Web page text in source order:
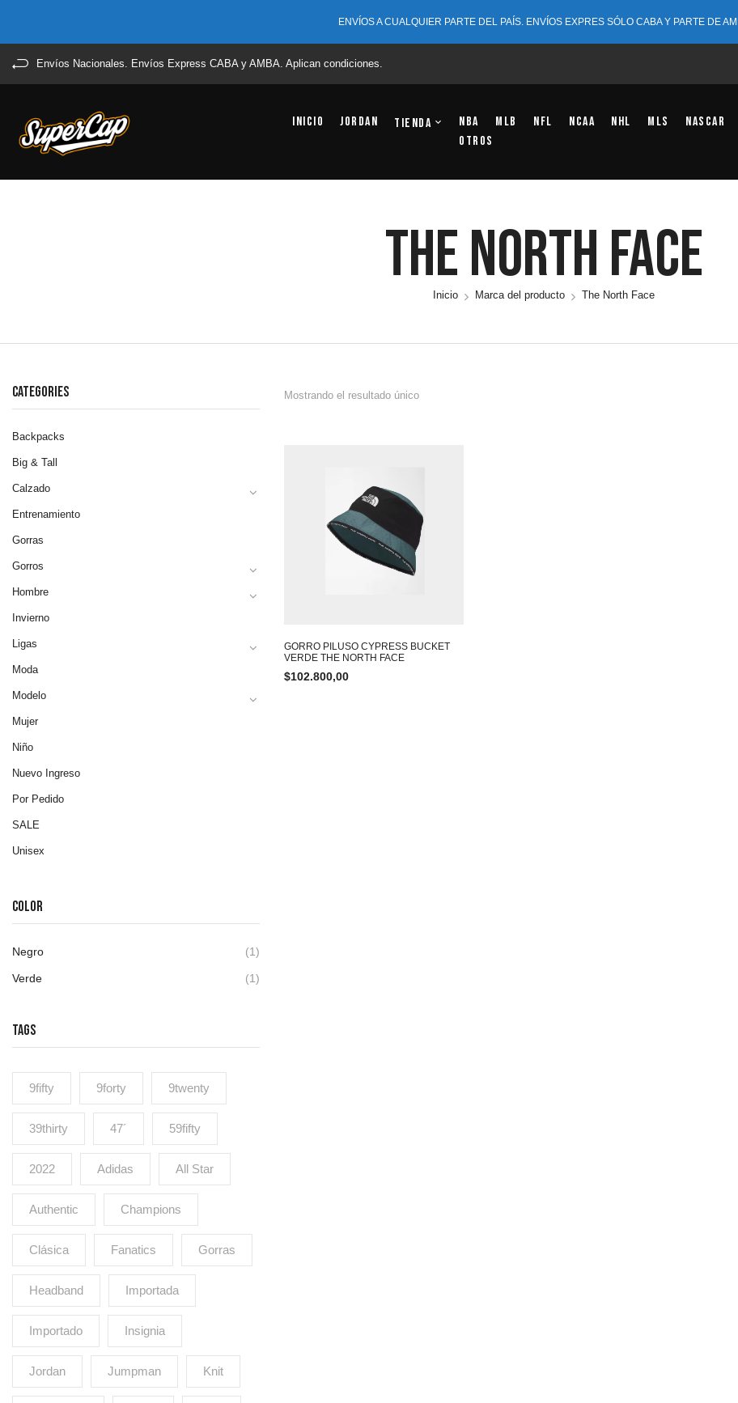
ENVÍOS A CUALQUIER PARTE DEL PAÍS. ENVÍOS EXPRES SÓLO CABA Y PARTE DE
Envíos Nacionales. Envíos Express CABA y AMBA. Aplican condiciones.
Inicio Jordan Tienda NBA MLB NFL NCAA NHL MLS NASCAR
OTROS
The North Face
Inicio Marca del producto The North Face
CATEGORIES
Backpacks
Big & Tall
Calzado
Entrenamiento
Gorras
Gorros
Hombre
Invierno
Ligas
Moda
Modelo
Mujer
Niño
Nuevo Ingreso
Por Pedido
SALE
Unisex
COLOR
Negro (1)
Verde (1)
TAGS
9fifty 9forty 9twenty
39thirty 47´ 59fifty
2022 Adidas All Star
Authentic Champions
Clásica Fanatics Gorras
Headband Importada
Importado Insignia
Jordan Jumpman Knit
Mostrando el resultado único
GORRO PILUSO CYPRESS BUCKET
VERDE THE NORTH FACE
$102.800,00